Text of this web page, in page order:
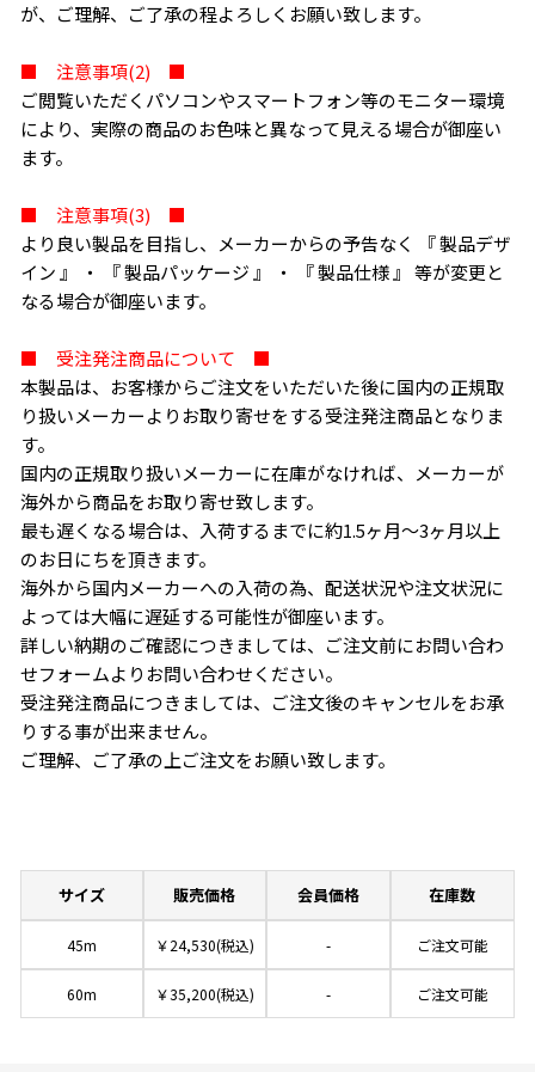
が、ご理解、ご了承の程よろしくお願い致します。
■ 注意事項(2) ■
ご閲覧いただくパソコンやスマートフォン等のモニター環境
により、実際の商品のお色味と異なって見える場合が御座い
ます。
■ 注意事項(3) ■
より良い製品を目指し、メーカーからの予告なく 『 製品デザ
イン 』 ・ 『 製品パッケージ 』 ・ 『 製品仕様 』 等が変更と
なる場合が御座います。
■ 受注発注商品について ■
本製品は、お客様からご注文をいただいた後に国内の正規取
り扱いメーカーよりお取り寄せをする受注発注商品となりま
す。
国内の正規取り扱いメーカーに在庫がなければ、メーカーが
海外から商品をお取り寄せ致します。
最も遅くなる場合は、入荷するまでに約1.5ヶ月〜3ヶ月以上
のお日にちを頂きます。
海外から国内メーカーへの入荷の為、配送状況や注文状況に
よっては大幅に遅延する可能性が御座います。
詳しい納期のご確認につきましては、ご注文前にお問い合わ
せフォームよりお問い合わせください。
受注発注商品につきましては、ご注文後のキャンセルをお承
りする事が出来ません。
ご理解、ご了承の上ご注文をお願い致します。
サイズ 販売価格 会員価格 在庫数
45m ￥24,530(税込) - ご注文可能
60m ￥35,200(税込) - ご注文可能